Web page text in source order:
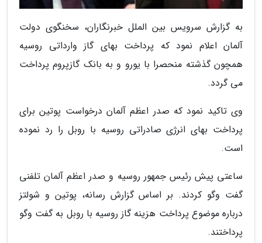
به گزارش سرویس بین الملل خبرنگاران، سخنگوی دولت
آلمان اعلام نمود که پرداخت بهای گاز وارداتی روسیه
همچون گذشته منحصرا با یورو و به بانک گازپروم پرداخت
می گردد.
وی تاکید نمود که صدر اعظم آلمان درخواست پوتین برای
پرداخت بهای انرژی صادراتی روسیه با روبل را رد نموده
است.
ساعتی پیش رئیس جمهور روسیه و صدر اعظم آلمان تلفنی
گفت وگو کردند. بر اساس گزارش رسانه، پوتین و شولتز
درباره موضوع پرداخت هزینه گاز روسیه با روبل به گفت وگو
پرداختند.